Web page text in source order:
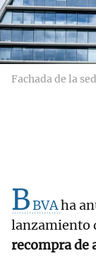
Fachada de la
BBVAha
lanzamiento
recompra de